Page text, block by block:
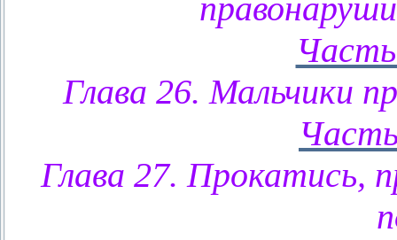
Глава 26. Мальчики
Глава 27. Прокатись,